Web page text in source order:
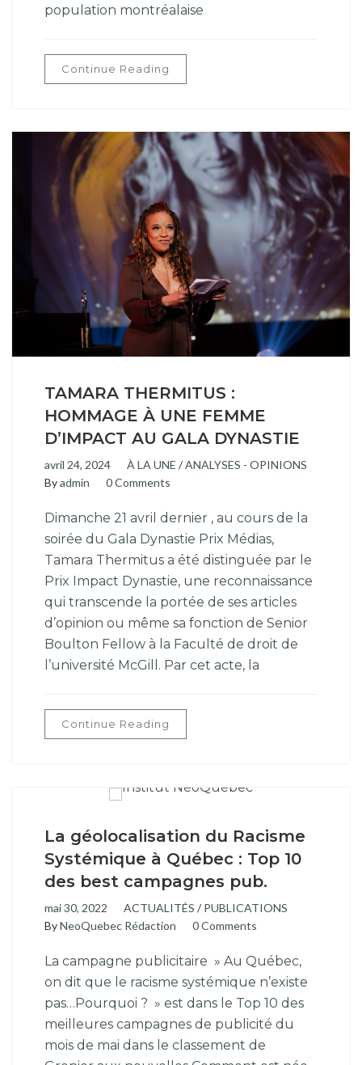
population montréalaise
Continue Reading
TAMARA THERMITUS :
HOMMAGE À UNE FEMME
D’IMPACT AU GALA DYNASTIE
avril 24, 2024 À LA UNE /ANALYSES - OPINIONS
Byadmin 0 Comments
Dimanche 21 avril dernier , au cours de la
soirée du Gala Dynastie Prix Médias,
Tamara Thermitus a été distinguée par le
Prix Impact Dynastie, une reconnaissance
qui transcende la portée de ses articles
d’opinion ou même sa fonction de Senior
Boulton Fellow à la Faculté de droit de
l’université McGill. Par cet acte, la
Continue Reading
La géolocalisation du Racisme
Systémique à Québec : Top 10
des best campagnes pub.
mai 30, 2022 ACTUALITÉS /PUBLICATIONS
ByNeoQuebec Rédaction 0 Comments
La campagne publicitaire » Au Québec,
on dit que le racisme systémique n’existe
pas…Pourquoi ? » est dans le Top 10 des
meilleures campagnes de publicité du
mois de mai dans le classement de